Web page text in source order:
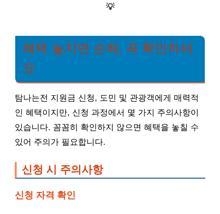
💡
혜택 놓치면 손해, 꼭 확인하세
요
탐나는전 지원금 신청, 도민 및 관광객에게 매력적
인 혜택이지만, 신청 과정에서 몇 가지 주의사항이
있습니다. 꼼꼼히 확인하지 않으면 혜택을 놓칠 수
있어 주의가 필요합니다.
신청 시 주의사항
신청 자격 확인